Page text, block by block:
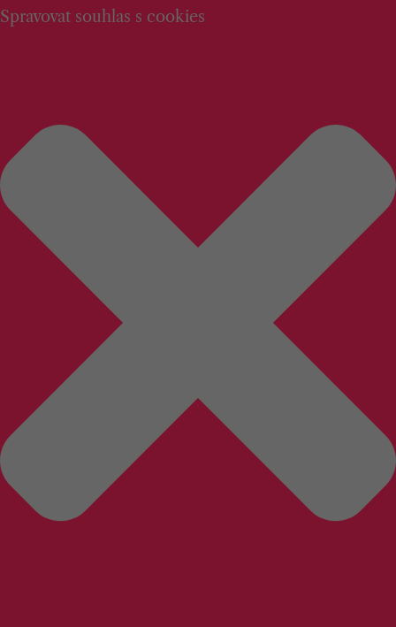
Spravovat souhlas s cookies